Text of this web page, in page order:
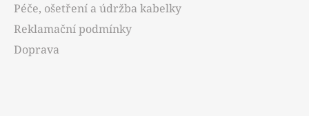
Péče, ošetření a údržba kabelky
Reklamační podmínky
Doprava